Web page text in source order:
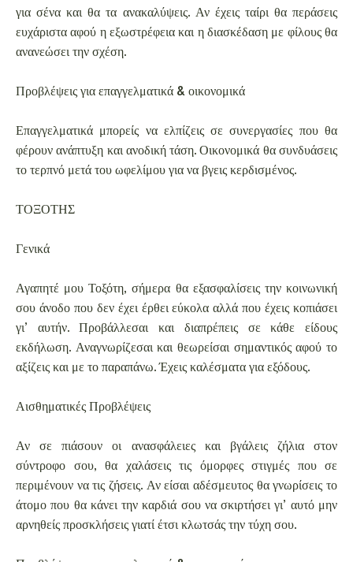
για σένα και θα τα ανακαλύψεις. Αν έχεις ταίρι θα περάσεις
ευχάριστα αφού η εξωστρέφεια και η διασκέδαση με φίλους θα
ανανεώσει την σχέση.
Προβλέψεις για επαγγελματικά & οικονομικά
Επαγγελματικά μπορείς να ελπίζεις σε συνεργασίες που θα
φέρουν ανάπτυξη και ανοδική τάση. Οικονομικά θα συνδυάσεις
το τερπνό μετά του ωφελίμου για να βγεις κερδισμένος.
ΤΟΞΟΤΗΣ
Γενικά
Αγαπητέ μου Τοξότη, σήμερα θα εξασφαλίσεις την κοινωνική
σου άνοδο που δεν έχει έρθει εύκολα αλλά που έχεις κοπιάσει
γι’ αυτήν. Προβάλλεσαι και διαπρέπεις σε κάθε είδους
εκδήλωση. Αναγνωρίζεσαι και θεωρείσαι σημαντικός αφού το
αξίζεις και με το παραπάνω. Έχεις καλέσματα για εξόδους.
Αισθηματικές Προβλέψεις
Αν σε πιάσουν οι ανασφάλειες και βγάλεις ζήλια στον
σύντροφο σου, θα χαλάσεις τις όμορφες στιγμές που σε
περιμένουν να τις ζήσεις. Αν είσαι αδέσμευτος θα γνωρίσεις το
άτομο που θα κάνει την καρδιά σου να σκιρτήσει γι’ αυτό μην
αρνηθείς προσκλήσεις γιατί έτσι κλωτσάς την τύχη σου.